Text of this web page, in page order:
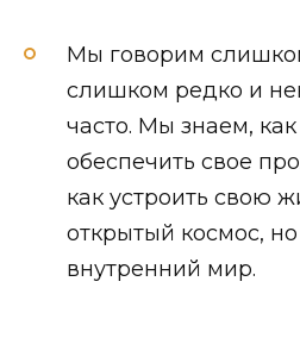
Мы говорим
слишком редко и
часто. Мы знаем, как
обеспечить свое
как устроить свою
открытый космос,
внутренний мир.